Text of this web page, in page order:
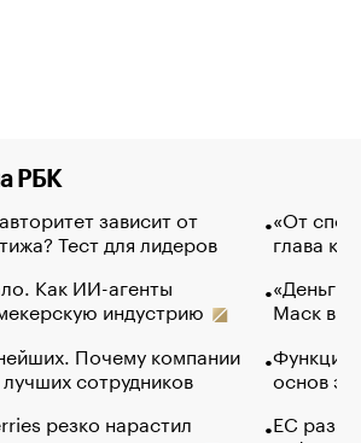
РБК
зависит от
Тест для лидеров
Как ИИ-агенты
индустрию
Почему компании
сотрудников
резко нарастил
«От
глава
«Деньги
Маск в
Функции
основ
ЕС